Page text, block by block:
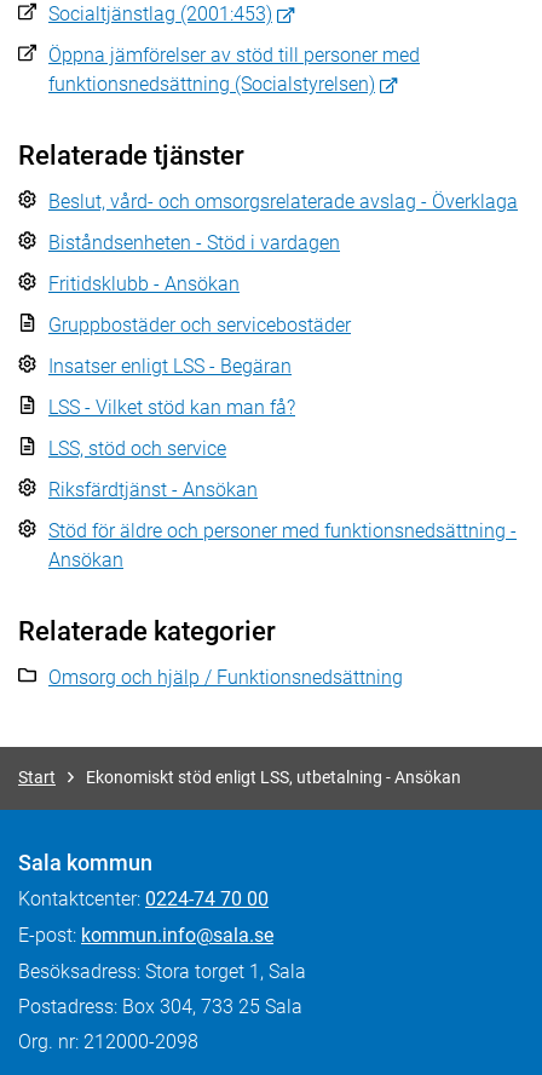
Socialtjänstlag (2001:453)
Öppna jämförelser av stöd till personer med
funktionsnedsättning (Socialstyrelsen)
Relaterade tjänster
Beslut, vård- och omsorgsrelaterade avslag - Överklaga
Biståndsenheten - Stöd i vardagen
Fritidsklubb - Ansökan
Gruppbostäder och servicebostäder
Insatser enligt LSS - Begäran
LSS - Vilket stöd kan man få?
LSS, stöd och service
Riksfärdtjänst - Ansökan
Stöd för äldre och personer med funktionsnedsättning -
Ansökan
Relaterade kategorier
Omsorg och hjälp / Funktionsnedsättning
Start Ekonomiskt stöd enligt LSS, utbetalning - Ansökan
Sala kommun
Kontaktcenter: 0224-74 70 00
E-post: kommun.info@sala.se
Besöksadress: Stora torget 1, Sala
Postadress: Box 304, 733 25 Sala
Org. nr: 212000-2098